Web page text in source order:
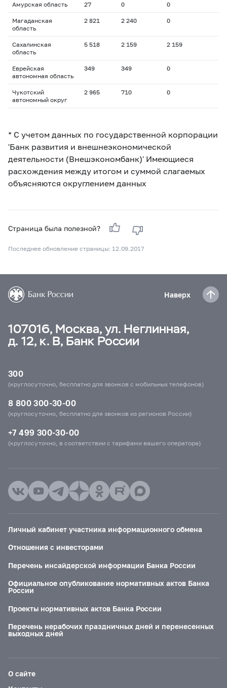
Амурская область 27 0 0
Магаданская
область
2 821 2 240 0
Сахалинская
область
5 518 2 159 2 159
Еврейская
автономная область
349 349 0
Чукотский
автономный округ
2 965 710 0
* С учетом данных по государственной корпорации
'Банк развития и внешнеэкономической
деятельности (Внешэкономбанк)' Имеющиеся
расхождения между итогом и суммой слагаемых
объясняются округлением данных
Страница была полезной?
Последнее обновление страницы: 12.09.2017
Наверх
107016, Москва, ул. Неглинная,
д. 12, к. В, Банк России
300
(круглосуточно, бесплатно для звонков с мобильных телефонов)
8 800 300-30-00
(круглосуточно, бесплатно для звонков из регионов России)
+7 499 300-30-00
(круглосуточно, в соответствии с тарифами вашего оператора)
Личный кабинет участника информационного обмена
Отношения с инвесторами
Перечень инсайдерской информации Банка России
Официальное опубликование нормативных актов Банка
России
Проекты нормативных актов Банка России
Перечень нерабочих праздничных дней и перенесенных
выходных дней
О сайте